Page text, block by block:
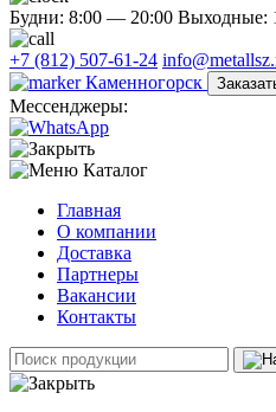
Будни: 8:00 — 20:00 Выходные:
+7 (812) 507-61-24
Каменногорск
Мессенджеры:
Каталог
Главная
О компании
Доставка
Партнеры
Вакансии
Контакты